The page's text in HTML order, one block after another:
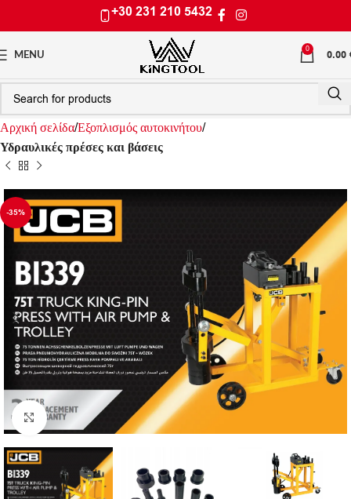
+30 231 210 5432
MENU
0 0.00
Αρχική σελίδαΕξοπλισμός αυτοκινήτου
Υδραυλικές πρέσες και βάσεις
-35%
Click to enlarge